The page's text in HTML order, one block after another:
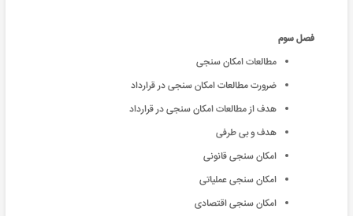
فصل سوم
مطالعات امکان سنجی
ضرورت مطالعات امکان سنجی در قرارداد
هدف از مطالعات امکان سنجی در قرارداد
هدف و بی طرفی
امکان سنجی قانونی
امکان سنجی عملیاتی
امکان سنجی اقتصادی